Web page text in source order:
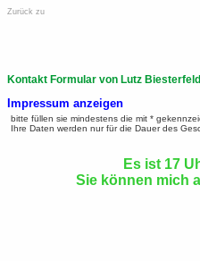
Zurück zu
Kontakt Formular von Lutz
Impressum anzeigen
bitte füllen sie mindestens die mit *
Ihre Daten werden nur für die Dauer des
Es ist 17
Sie können mich